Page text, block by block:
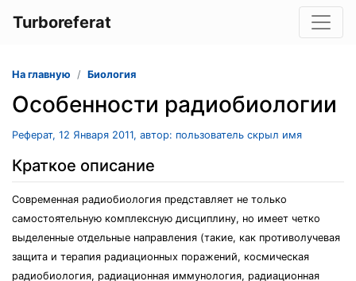
Turboreferat
На главную Биология
Особенности радиобиологии
Реферат, 12 Января 2011, автор: пользователь скрыл имя
Краткое описание
Современная радиобиология представляет не только
самостоятельную комплексную дисциплину, но имеет четко
выделенные отдельные направления (такие, как противолучевая
защита и терапия радиационных поражений, космическая
радиобиология, радиационная иммунология, радиационная